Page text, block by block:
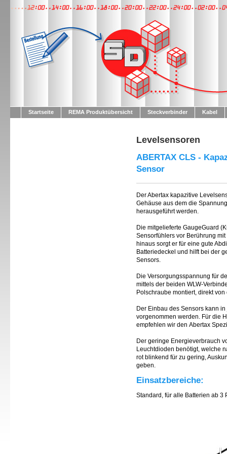
Startseite REMA Produktübersicht Steckverbinder Kabel
Levelsensoren
ABERTAX CLS -
Sensor
Der Abertax kapazitive
Gehäuse aus dem die
herausgeführt werden.
Die mitgelieferte GaugeGuard
Sensorfühlers vor Berührung
hinaus sorgt er für eine gute
Batteriedeckel und hilft bei der
Sensors.
Die Versorgungsspannung für
mittels der beiden WLW-
Polschraube montiert, direkt
Der Einbau des Sensors kann
vorgenommen werden. Für die
empfehlen wir den Abertax
Der geringe Energieverbrauch
Leuchtdioden benötigt, welche
rot blinkend für zu gering,
geben.
Einsatzbereiche:
Standard, für alle Batterien ab 3